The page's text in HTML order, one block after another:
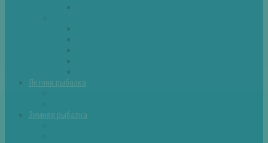
Летняя рыбалка
Зимняя рыбалка